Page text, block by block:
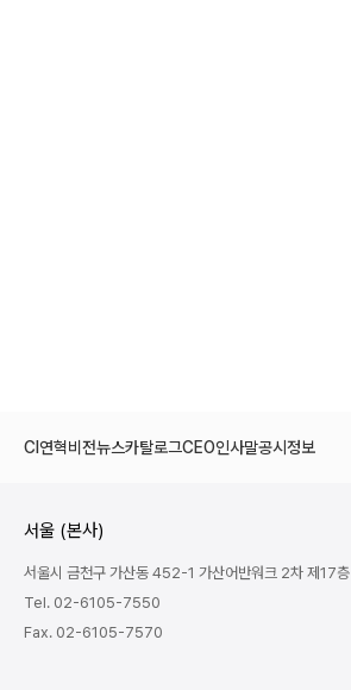
CI연혁비전뉴스카탈로그CEO인사말공시정보
서울 (본사)
서울시 금천구 가산동 452-1 가산어반워크 2차 제17층
Tel. 02-6105-7550
Fax. 02-6105-7570